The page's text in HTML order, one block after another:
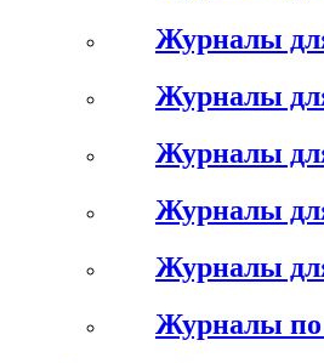
Журналы
Журналы
Журналы
Журналы
Журналы
Журналы по